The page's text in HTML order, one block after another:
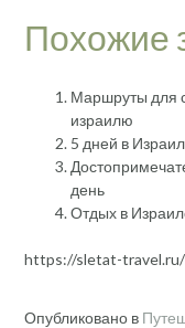
Похожие
Маршруты для
израилю
5 дней в
день
Отдых в
https://sletat-
Опубликовано в